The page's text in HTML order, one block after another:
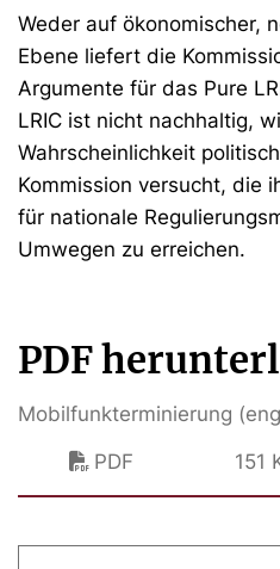
Weder auf ökonomischer,
Ebene liefert die
Argumente für das Pure
LRIC ist nicht nachhaltig,
Wahrscheinlichkeit
Kommission versucht, die
für nationale
Umwegen zu erreichen.
PDF
Mobilfunkterminierung
PDF
151